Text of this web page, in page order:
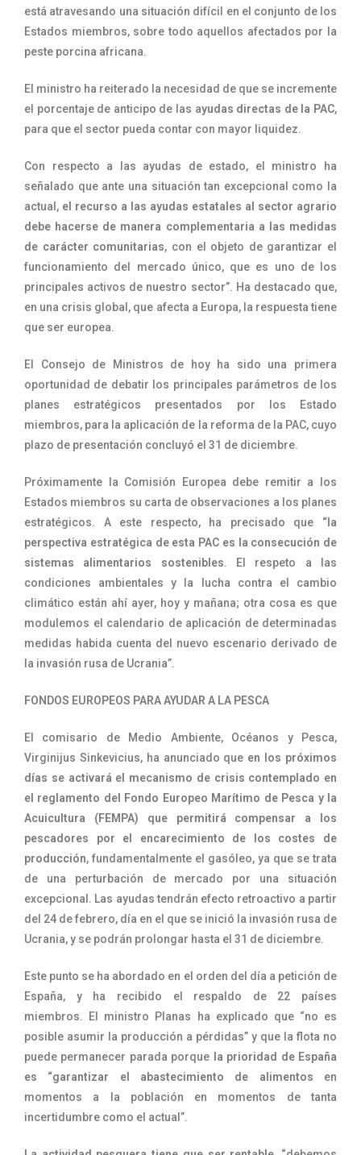
está atravesando una situación difícil en el conjunto de los
Estados miembros, sobre todo aquellos afectados por la
peste porcina africana.
El ministro ha reiterado la necesidad de que se incremente
el porcentaje de anticipo de las ayudas directas de la PAC,
para que el sector pueda contar con mayor liquidez.
Con respecto a las ayudas de estado, el ministro ha
señalado que ante una situación tan excepcional como la
actual, el recurso a las ayudas estatales al sector agrario
debe hacerse de manera complementaria a las medidas
de carácter comunitarias, con el objeto de garantizar el
funcionamiento del mercado único, que es uno de los
principales activos de nuestro sector”. Ha destacado que,
en una crisis global, que afecta a Europa, la respuesta tiene
que ser europea.
El Consejo de Ministros de hoy ha sido una primera
oportunidad de debatir los principales parámetros de los
planes estratégicos presentados por los Estado
miembros, para la aplicación de la reforma de la PAC, cuyo
plazo de presentación concluyó el 31 de diciembre.
Próximamente la Comisión Europea debe remitir a los
Estados miembros su carta de observaciones a los planes
estratégicos. A este respecto, ha precisado que “la
perspectiva estratégica de esta PAC es la consecución de
sistemas alimentarios sostenibles. El respeto a las
condiciones ambientales y la lucha contra el cambio
climático están ahí ayer, hoy y mañana; otra cosa es que
modulemos el calendario de aplicación de determinadas
medidas habida cuenta del nuevo escenario derivado de
la invasión rusa de Ucrania”.
FONDOS EUROPEOS PARA AYUDAR A LA PESCA
El comisario de Medio Ambiente, Océanos y Pesca,
Virginijus Sinkevicius, ha anunciado que en los próximos
días se activará el mecanismo de crisis contemplado en
el reglamento del Fondo Europeo Marítimo de Pesca y la
Acuicultura (FEMPA) que permitirá compensar a los
pescadores por el encarecimiento de los costes de
producción, fundamentalmente el gasóleo, ya que se trata
de una perturbación de mercado por una situación
excepcional. Las ayudas tendrán efecto retroactivo a partir
del 24 de febrero, día en el que se inició la invasión rusa de
Ucrania, y se podrán prolongar hasta el 31 de diciembre.
Este punto se ha abordado en el orden del día a petición de
España, y ha recibido el respaldo de 22 países
miembros. El ministro Planas ha explicado que “no es
posible asumir la producción a pérdidas” y que la flota no
puede permanecer parada porque la prioridad de España
es “garantizar el abastecimiento de alimentos en
momentos a la población en momentos de tanta
incertidumbre como el actual”.